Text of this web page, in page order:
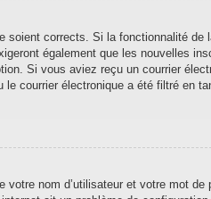
soient corrects. Si la fonctionnalité
également que les nouvelles
Si vous aviez reçu un courrier
courrier électronique a été filtré en
nom d’utilisateur et votre mot